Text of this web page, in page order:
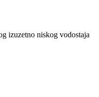
izuzetno niskog vodostaja